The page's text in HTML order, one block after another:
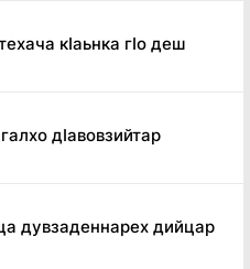
кӏаьнка гӏо деш
дӏавовзийтар
дувзаденнарех дийцар